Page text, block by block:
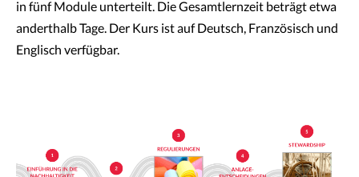
in fünf Module unterteilt. Die Gesamtlernzeit beträgt etwa
anderthalb Tage. Der Kurs ist auf Deutsch, Französisch und
Englisch verfügbar.